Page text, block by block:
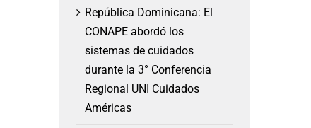
República Dominicana: El
CONAPE abordó los
sistemas de cuidados
durante la 3° Conferencia
Regional UNI Cuidados
Américas